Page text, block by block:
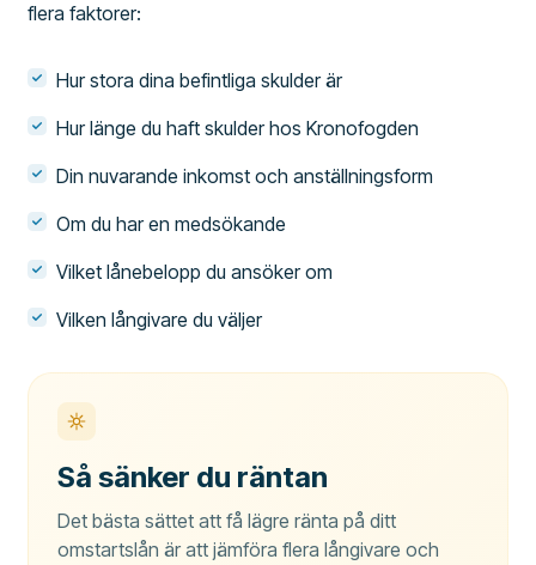
flera faktorer:
Hur stora dina befintliga skulder är
Hur länge du haft skulder hos Kronofogden
Din nuvarande inkomst och anställningsform
Om du har en medsökande
Vilket lånebelopp du ansöker om
Vilken långivare du väljer
Så sänker du räntan
Det bästa sättet att få lägre ränta på ditt
omstartslån är att jämföra flera långivare och